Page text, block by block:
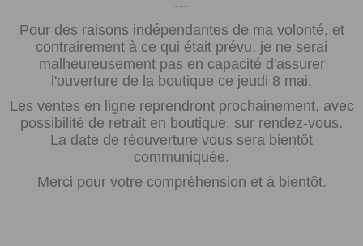
---
Pour des raisons indépendantes de ma volonté, et
contrairement à ce qui était prévu, je ne serai
malheureusement pas en capacité d'assurer
l'ouverture de la boutique ce jeudi 8 mai.
Les ventes en ligne reprendront prochainement, avec
possibilité de retrait en boutique, sur rendez-vous.
La date de réouverture vous sera bientôt
communiquée.
Merci pour votre compréhension et à bientôt.